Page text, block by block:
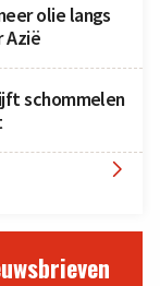
olie langs
Azië
schommelen
